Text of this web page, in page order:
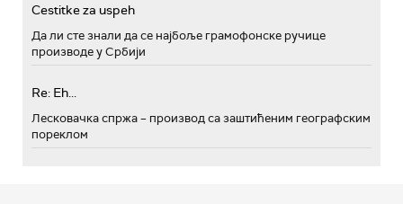
Cestitke za uspeh
Да ли сте знали да се најбоље грамофонске ручице
производе у Србији
Re: Eh...
Лесковачка спржа – производ са заштићеним географским
пореклом